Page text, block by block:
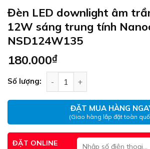
Đèn LED downlight âm
12W sáng trung tính
NSD124W135
180.000₫
Số lượng:
ĐẶT MUA HÀNG
(Giao hàng lắp đặt toàn
ĐẶT ONLINE